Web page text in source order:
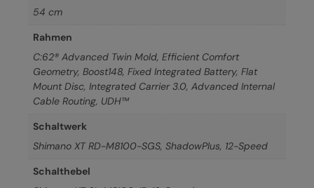
54 cm
Rahmen
C:62® Advanced Twin Mold, Efficient Comfort
Geometry, Boost148, Fixed Integrated Battery, Flat
Mount Disc, Integrated Carrier 3.0, Advanced Internal
Cable Routing, UDH™
Schaltwerk
Shimano XT RD-M8100-SGS, ShadowPlus, 12-Speed
Schalthebel